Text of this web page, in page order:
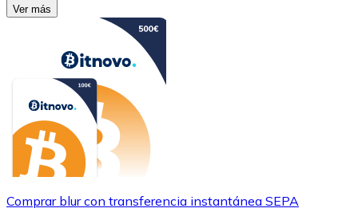
Ver más
Comprar blur con transferencia instantánea SEPA